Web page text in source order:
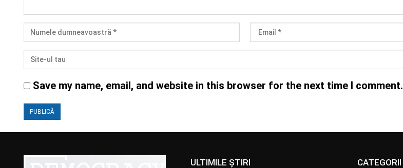
Save my name, email, and website in this browser for the next time I comment.
ULTIMILE ȘTIRI CATEGORII